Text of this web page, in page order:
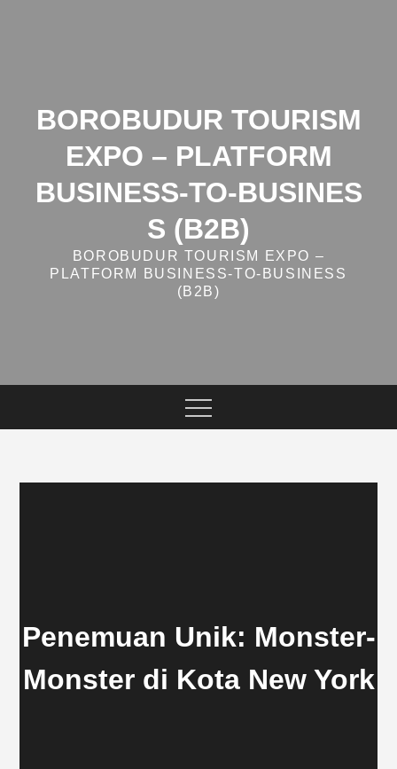
BOROBUDUR TOURISM
EXPO – PLATFORM
BUSINESS‑TO‑BUSINES
S (B2B)
BOROBUDUR TOURISM EXPO –
PLATFORM BUSINESS‑TO‑BUSINESS
(B2B)
Penemuan Unik: Monster-
Monster di Kota New York